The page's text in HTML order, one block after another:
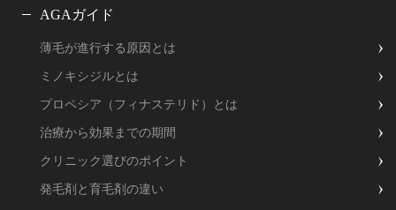
AGAガイド
薄毛が進行する原因とは
ミノキシジルとは
プロペシア（フィナステリド）とは
治療から効果までの期間
クリニック選びのポイント
発毛剤と育毛剤の違い